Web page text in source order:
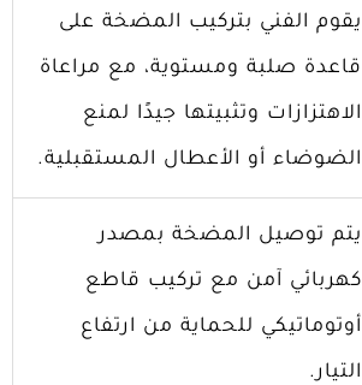
يقوم الفني بتركيب المضخة على
قاعدة صلبة ومستوية، مع مراعاة
الاهتزازات وتثبيتها جيدًا لمنع
الضوضاء أو الأعطال المستقبلية.
يتم توصيل المضخة بمصدر
كهربائي آمن مع تركيب قاطع
أوتوماتيكي للحماية من ارتفاع
التيار.